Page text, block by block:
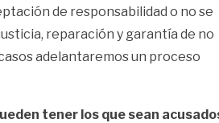
de responsabilidad o no se
reparación y garantía de no
adelantaremos un proceso
tener los que sean